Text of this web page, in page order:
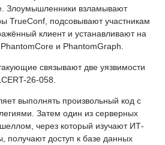
Злоумышленники взламывают
TrueConf, подсовывают участникам
клиент и устанавливают на
и PhantomGraph.
связывают две уязвимости
26-058.
выполнять произвольный код с
Затем один из серверных
через который изучают ИТ-
получают доступ к базе данных